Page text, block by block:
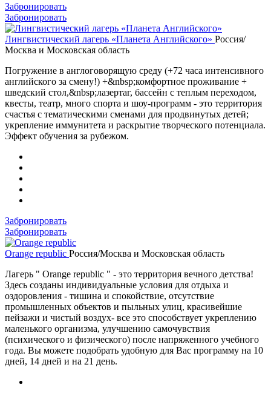
Забронировать
Забронировать
Лингвистический лагерь «Планета Английского» Россия/
Москва и Московская область
Погружение в англоговорящую среду (+72 часа интенсивного
английского за смену!) +&nbsp;комфортное проживание +
шведский стол,&nbsp;лазертаг, бассейн с теплым переходом,
квесты, театр, много спорта и шоу-программ - это территория
счастья с тематическими сменами для продвинутых детей;
укрепление иммунитета и раскрытие творческого потенциала.
Эффект обучения за рубежом.
Забронировать
Забронировать
Orange republic Россия/Москва и Московская область
Лагерь " Orange republic " - это территория вечного детства!
Здесь созданы индивидуальные условия для отдыха и
оздоровления - тишина и спокойствие, отсутствие
промышленных объектов и пыльных улиц, красивейшие
пейзажи и чистый воздух- все это способствует укреплению
маленького организма, улучшению самочувствия
(психического и физического) после напряженного учебного
года. Вы можете подобрать удобную для Вас программу на 10
дней, 14 дней и на 21 день.